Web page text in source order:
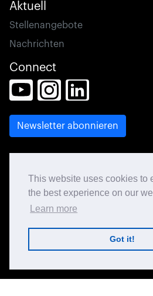
This website uses cookies to
the best experience on our
Learn more
Got it!
Aktuell
Stellenangebote
Nachrichten
Connect
© 2026 CCL Design. All rights
Site Map